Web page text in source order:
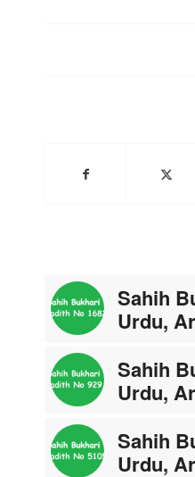
Sahih
Urdu,
Sahih
Urdu,
Sahih
Urdu,